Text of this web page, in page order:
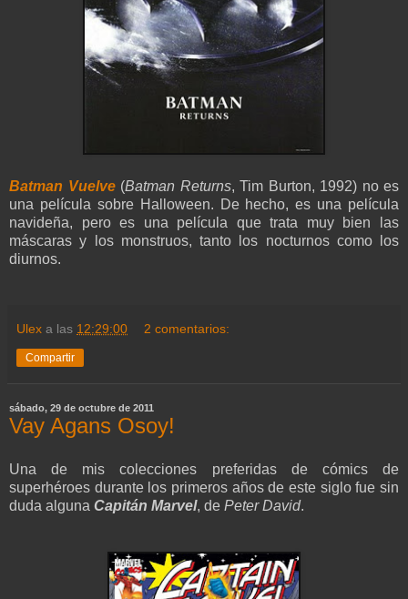
Batman Vuelve(Batman Returns, Tim Burton, 1992) no es
una película sobre Halloween. De hecho, es una película
navideña, pero es una película que trata muy bien las
máscaras y los monstruos, tanto los nocturnos como los
diurnos.
Ulex a las 12:29:00 2 comentarios:
Compartir
sábado, 29 de octubre de 2011
Vay Agans Osoy!
Una de mis colecciones preferidas de cómics de
superhéroes durante los primeros años de este siglo fue sin
duda alguna Capitán Marvel, de Peter David.